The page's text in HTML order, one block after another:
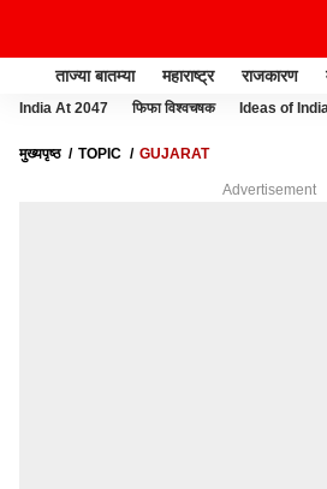
ताज्या बातम्या महाराष्ट्र राजकारण
India At 2047 फिफा विश्वचषक Ideas of
मुख्यपृष्ठ TOPIC GUJARAT
Advertisement